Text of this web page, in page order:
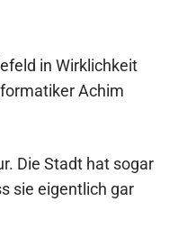
in Wirklichkeit
Achim
Die Stadt hat sogar
sie eigentlich gar